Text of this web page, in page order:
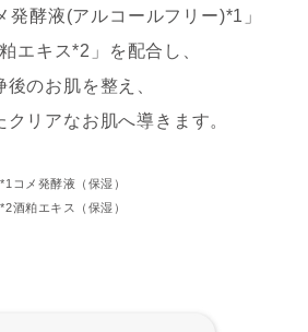
発酵液(アルコールフリー)*1」
エキス*2」を配合し、
後のお肌を整え、
クリアなお肌へ導きます。
*1コメ発酵液（保湿）
*2酒粕エキス（保湿）